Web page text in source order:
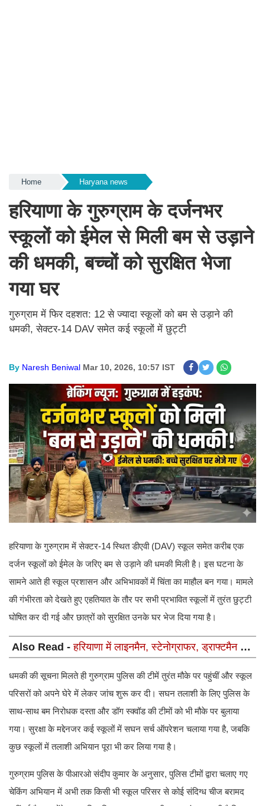
Home Haryana news
हरियाणा के गुरुग्राम के दर्जनभर
स्कूलों को ईमेल से मिली बम से उड़ाने
की धमकी, बच्चों को सुरक्षित भेजा
गया घर
गुरुग्राम में फिर दहशत: 12 से ज्यादा स्कूलों को बम से उड़ाने की
धमकी, सेक्टर-14 DAV समेत कई स्कूलों में छुट्टी
By Naresh Beniwal Mar 10, 2026, 10:57 IST
हरियाणा के गुरुग्राम में सेक्टर-14 स्थित डीएवी (DAV) स्कूल समेत करीब एक
दर्जन स्कूलों को ईमेल के जरिए बम से उड़ाने की धमकी मिली है। इस घटना के
सामने आते ही स्कूल प्रशासन और अभिभावकों में चिंता का माहौल बन गया। मामले
की गंभीरता को देखते हुए एहतियात के तौर पर सभी प्रभावित स्कूलों में तुरंत छुट्टी
घोषित कर दी गई और छात्रों को सुरक्षित उनके घर भेज दिया गया है।
Also Read -हरियाणा में लाइनमैन, स्टेनोग्राफर, ड्राफ्टमैन के
पदों पर आई बंपर भर्ती, 14 अगस्त तक करें आवेदन
धमकी की सूचना मिलते ही गुरुग्राम पुलिस की टीमें तुरंत मौके पर पहुंचीं और स्कूल
परिसरों को अपने घेरे में लेकर जांच शुरू कर दी। सघन तलाशी के लिए पुलिस के
साथ-साथ बम निरोधक दस्ता और डॉग स्क्वॉड की टीमों को भी मौके पर बुलाया
गया। सुरक्षा के मद्देनजर कई स्कूलों में सघन सर्च ऑपरेशन चलाया गया है, जबकि
कुछ स्कूलों में तलाशी अभियान पूरा भी कर लिया गया है।
गुरुग्राम पुलिस के पीआरओ संदीप कुमार के अनुसार, पुलिस टीमों द्वारा चलाए गए
चेकिंग अभियान में अभी तक किसी भी स्कूल परिसर से कोई संदिग्ध चीज बरामद